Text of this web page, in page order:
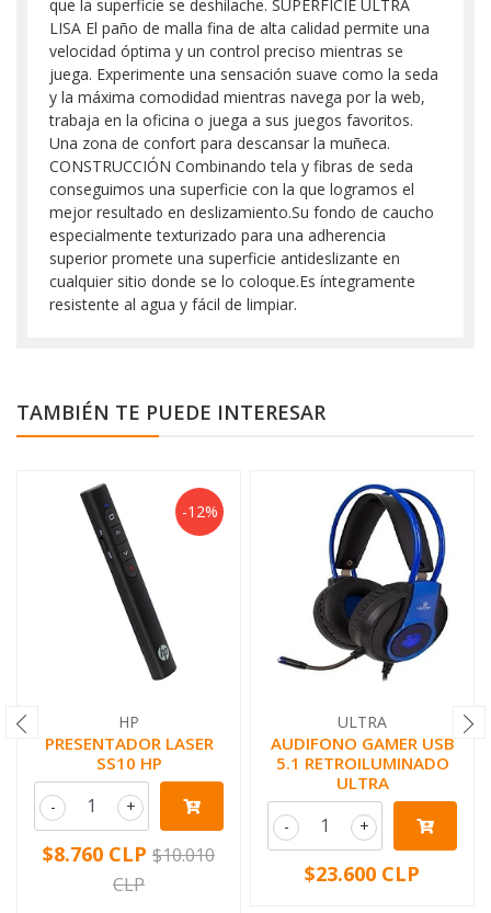
que la superficie se deshilache. SUPERFICIE ULTRA
LISA El paño de malla fina de alta calidad permite una
velocidad óptima y un control preciso mientras se
juega. Experimente una sensación suave como la seda
y la máxima comodidad mientras navega por la web,
trabaja en la oficina o juega a sus juegos favoritos.
Una zona de confort para descansar la muñeca.
CONSTRUCCIÓN Combinando tela y fibras de seda
conseguimos una superficie con la que logramos el
mejor resultado en deslizamiento.Su fondo de caucho
especialmente texturizado para una adherencia
superior promete una superficie antideslizante en
cualquier sitio donde se lo coloque.Es íntegramente
resistente al agua y fácil de limpiar.
TAMBIÉN TE PUEDE INTERESAR
-12%
HP
PRESENTADOR LASER
SS10 HP
+
-
$8.760 CLP $10.010
CLP
ULTRA
AUDIFONO GAMER USB
5.1 RETROILUMINADO
ULTRA
+
-
$23.600 CLP